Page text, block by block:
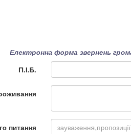
Електронна форма звернень
П.І.Б.
питання